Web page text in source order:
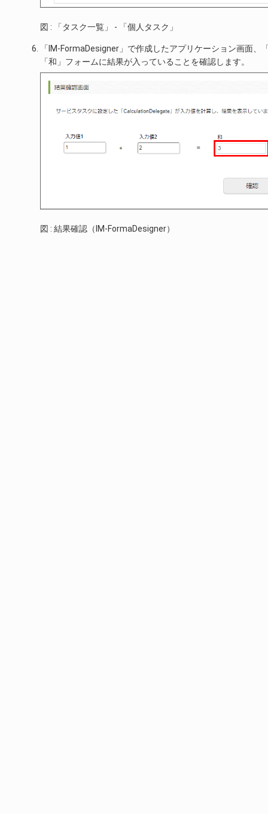
図 : 「タスク一覧」 - 「個人タスク」
「IM-FormaDesigner」で作成したアプリケーション画面、
「和」フォームに結果が入っていることを確認します。
図 : 結果確認（IM-FormaDesigner）